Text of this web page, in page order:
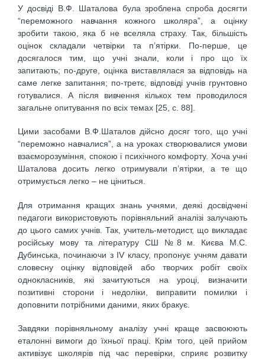
У досвіді В.Ф. Шаталова була зроблена спроба досягти
“переможного навчання кожного школяра”, а оцінку
зробити такою, яка б не вселяла страху. Так, більшість
оцінок складали четвірки та п’ятірки. По-перше, це
досягалося тим, що учні знали, коли і про що їх
запитають; по-друге, оцінка виставлялася за відповідь на
саме легке запитання; по-третє, відповіді учнів грунтовно
готувалися. А після вивчення кількох тем проводилося
загальне опитування по всіх темах [25, с. 88].
Цими засобами В.Ф.Шаталов дійсно досяг того, що учні
“переможно навчалися”, а на уроках створювалися умови
взаєморозуміння, спокою і психічного комфорту. Хоча учні
Шаталова досить легко отримували п’ятірки, а те що
отримується легко – не ціниться.
Для отримання кращих знань учнями, деякі досвідчені
педагоги використовують порівняльний аналізі залучають
до цього самих учнів. Так, учитель-методист, що викладає
російську мову та літературу СШ №8 м. Києва М.С.
Дубинська, починаючи з IV класу, пропонує учням давати
словесну оцінку відповідей або творчих робіт своїх
однокласників, які зачитуються на уроці, визначити
позитивні сторони і недоліки, виправити помилки і
доповнити потрібними даними, яких бракує.
Завдяки порівняльному аналізу учні краще засвоюють
еталонні вимоги до їхньої праці. Крім того, цей прийом
активізує школярів під час перевірки, сприяє розвитку